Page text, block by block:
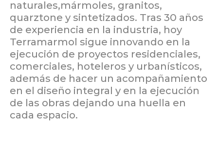
naturales,mármoles, granitos,
quarztone y sintetizados. Tras 30 años
de experiencia en la industria, hoy
Terramarmol sigue innovando en la
ejecución de proyectos residenciales,
comerciales, hoteleros y urbanísticos,
además de hacer un acompañamiento
en el diseño integral y en la ejecución
de las obras dejando una huella en
cada espacio.